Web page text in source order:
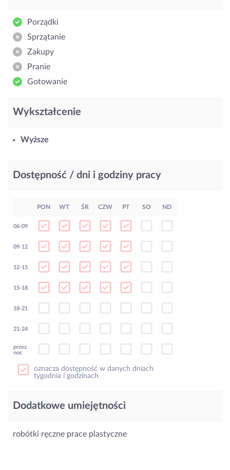
Porządki
Sprzątanie
Zakupy
Pranie
Gotowanie
Wykształcenie
Wyższe
Dostępność / dni i godziny pracy
PON WT ŚR CZW PT SO ND
06-09
09-12
12-15
15-18
18-21
21-24
przez
noc
oznacza dostępność w danych dniach
tygodnia i godzinach
Dodatkowe umiejętności
robótki ręczne prace plastyczne